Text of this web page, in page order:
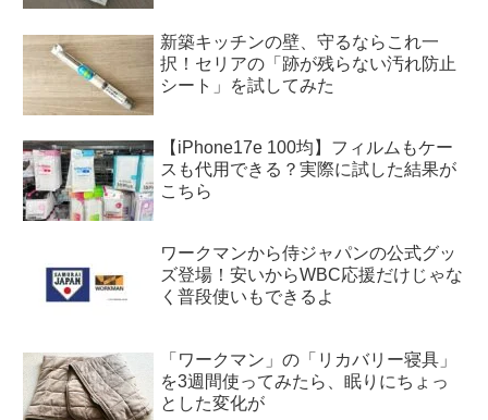
新築キッチンの壁、守るならこれ一
択！セリアの「跡が残らない汚れ防止
シート」を試してみた
【iPhone17e 100均】フィルムもケー
スも代用できる？実際に試した結果が
こちら
ワークマンから侍ジャパンの公式グッ
ズ登場！安いからWBC応援だけじゃな
く普段使いもできるよ
「ワークマン」の「リカバリー寝具」
を3週間使ってみたら、眠りにちょっ
とした変化が